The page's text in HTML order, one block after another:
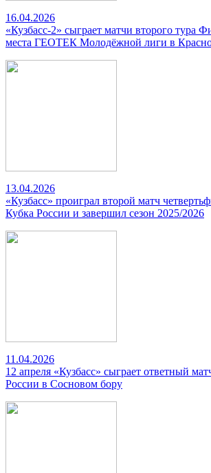
16.04.2026
«Кузбасс-2» сыграет матчи второго тура
места ГЕОТЕК Молодёжной лиги в
13.04.2026
«Кузбасс» проиграл второй матч
Кубка России и завершил сезон 2025/2026
11.04.2026
12 апреля «Кузбасс» сыграет ответный
России в Сосновом бору